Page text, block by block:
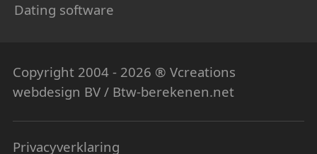
Dating software
Copyright 2004 - 2026 ® Vcreations
webdesign BV / Btw-berekenen.net
Privacyverklaring